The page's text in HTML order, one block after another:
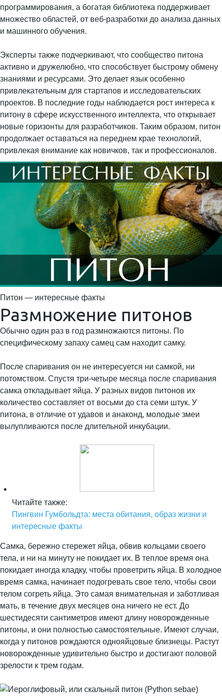
программирования, а богатая библиотека поддерживает
множество областей, от веб-разработки до анализа данных
и машинного обучения.
Эксперты также подчеркивают, что сообщество питона
активно и дружелюбно, что способствует быстрому обмену
знаниями и ресурсами. Это делает язык особенно
привлекательным для стартапов и исследовательских
проектов. В последние годы наблюдается рост интереса к
питону в сфере искусственного интеллекта, что открывает
новые горизонты для разработчиков. Таким образом, питон
продолжает оставаться на переднем крае технологий,
привлекая внимание как новичков, так и профессионалов.
Питон — интересные факты
Размножение питонов
Обычно один раз в год размножаются питоны. По
специфическому запаху самец сам находит самку.
После спаривания он не интересуется ни самкой, ни
потомством. Спустя три-четыре месяца после спаривания
самка откладывает яйца. У разных видов питонов их
количество составляет от восьми до ста семи штук. У
питона, в отличие от удавов и анаконд, молодые змеи
вылупливаются после длительной инкубации.
Читайте также:
Пингвин Гумбольдта: места обитания, образ жизни и
интересные факты
Самка, бережно стережет яйца, обвив кольцами своего
тела, и ни на минуту не покидает их. В теплое время она
покидает иногда кладку, чтобы проветрить яйца. В холодное
время самка, начинает подогревать свое тело, чтобы свои
телом согреть яйца. Это самая внимательная и заботливая
мать, в течение двух месяцев она ничего не ест. До
шестидесяти сантиметров имеют длину новорожденные
питоны, и они полностью самостоятельные. Имеют случаи,
когда у питонов рождаются однояйцовые близнецы. Растут
новорожденные удивительно быстро и достигают половой
зрелости к трем годам.